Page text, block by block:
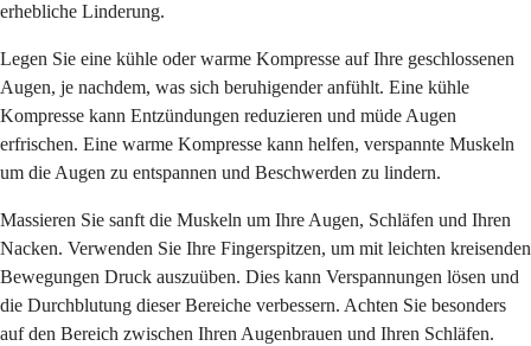
erhebliche Linderung.
Legen Sie eine kühle oder warme Kompresse auf Ihre geschlossenen
Augen, je nachdem, was sich beruhigender anfühlt. Eine kühle
Kompresse kann Entzündungen reduzieren und müde Augen
erfrischen. Eine warme Kompresse kann helfen, verspannte Muskeln
um die Augen zu entspannen und Beschwerden zu lindern.
Massieren Sie sanft die Muskeln um Ihre Augen, Schläfen und Ihren
Nacken. Verwenden Sie Ihre Fingerspitzen, um mit leichten kreisenden
Bewegungen Druck auszuüben. Dies kann Verspannungen lösen und
die Durchblutung dieser Bereiche verbessern. Achten Sie besonders
auf den Bereich zwischen Ihren Augenbrauen und Ihren Schläfen.